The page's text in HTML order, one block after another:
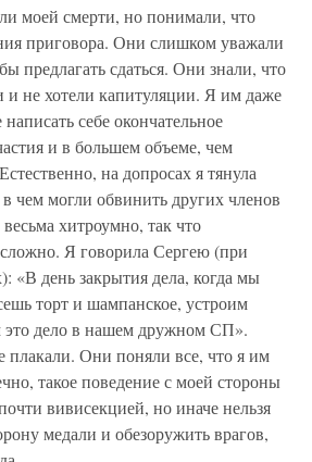
моей смерти, но понимали, что
приговора. Они слишком уважали
предлагать сдаться. Они знали, что
и не хотели капитуляции. Я им даже
себе окончательное
и в большем объеме, чем
на допросах я тянула
чем могли обвинить других членов
хитроумно, так что
Я говорила Сергею (при
«В день закрытия дела, когда мы
торт и шампанское, устроим
это дело в нашем дружном СП».
плакали. Они поняли все, что я им
такое поведение с моей стороны
вивисекцией, но иначе нельзя
медали и обезоружить врагов,